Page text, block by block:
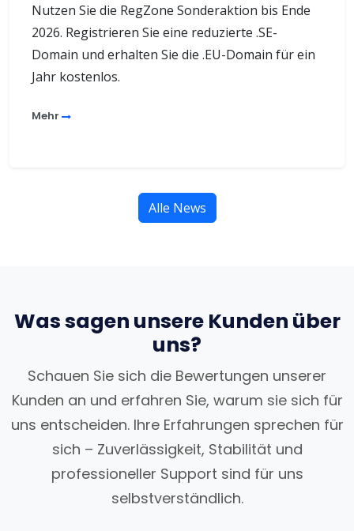
Nutzen Sie die RegZone Sonderaktion bis Ende
2026. Registrieren Sie eine reduzierte .SE-
Domain und erhalten Sie die .EU-Domain für ein
Jahr kostenlos.
Mehr
Alle News
Was sagen unsere Kunden über
uns?
Schauen Sie sich die Bewertungen unserer
Kunden an und erfahren Sie, warum sie sich für
uns entscheiden. Ihre Erfahrungen sprechen für
sich – Zuverlässigkeit, Stabilität und
professioneller Support sind für uns
selbstverständlich.